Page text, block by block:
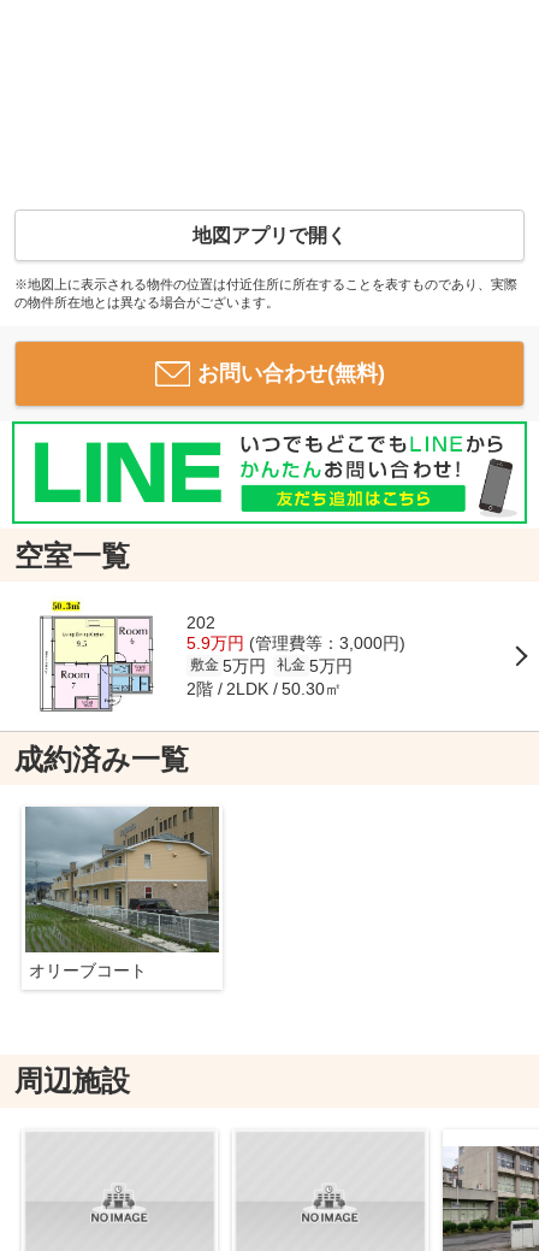
地図アプリで開く
※地図上に表示される物件の位置は付近住所に所在することを表すものであり、実際
の物件所在地とは異なる場合がございます。
お問い合わせ(無料)
空室一覧
202
5.9万円 (管理費等：3,000円)
敷金 5万円 礼金 5万円
2階 2LDK 50.30㎡
成約済み一覧
オリーブコート
周辺施設